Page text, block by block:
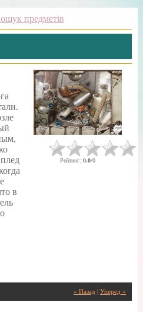
предметів
в
Рейтинг: 0.0/0
« Назад Уперед »